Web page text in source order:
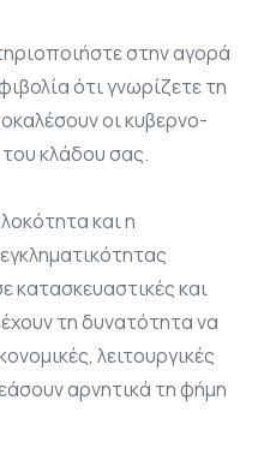
στην αγορά
ότι γνωρίζετε τη
οι κυβερνο-
του κλάδου σας.
και η
κατασκευαστικές και
τη δυνατότητα να
λειτουργικές
αρνητικά τη φήμη